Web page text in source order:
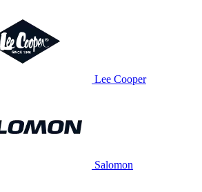
Lee Cooper
Salomon